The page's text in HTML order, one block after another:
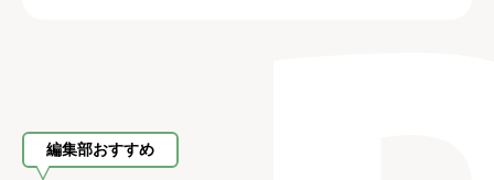
編集部おすすめ